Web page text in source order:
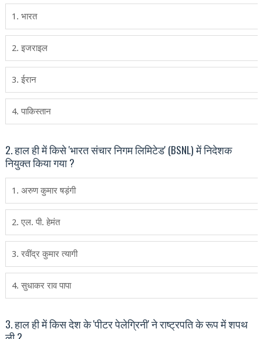
1. भारत
2. इजराइल
3. ईरान
4. पाकिस्‍तान
2. हाल ही में किसे 'भारत संचार निगम लिमिटेड' (BSNL) में निदेशक
नियुक्‍त किया गया ?
1. अरुण कुमार षड़ंगी
2. एल. पी. हेमंत
3. रवींद्र कुमार त्‍यागी
4. सुधाकर राव पापा
3. हाल ही में किस देश के 'पीटर पेलेग्रिनी' ने राष्‍ट्रपति के रूप में शपथ